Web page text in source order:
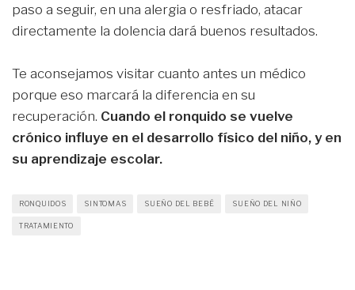
paso a seguir, en una alergia o resfriado, atacar
directamente la dolencia dará buenos resultados.
Te aconsejamos visitar cuanto antes un médico
porque eso marcará la diferencia en su
recuperación. Cuando el ronquido se vuelve
crónico influye en el desarrollo físico del niño, y en
su aprendizaje escolar.
RONQUIDOS SINTOMAS SUEÑO DEL BEBÉ SUEÑO DEL NIÑO
TRATAMIENTO